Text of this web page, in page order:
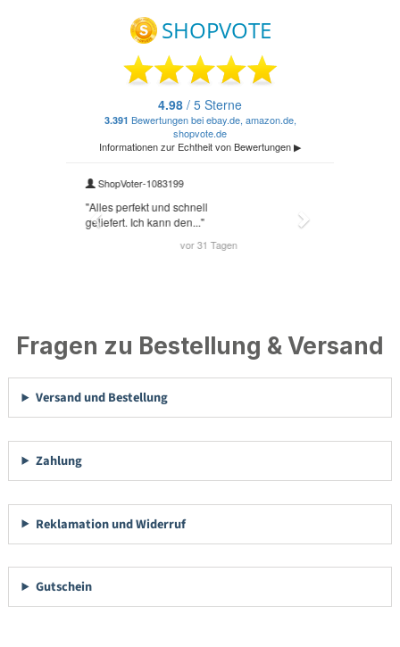
Fragen zu Bestellung & Versand
Versand und Bestellung
Zahlung
Reklamation und Widerruf
Gutschein